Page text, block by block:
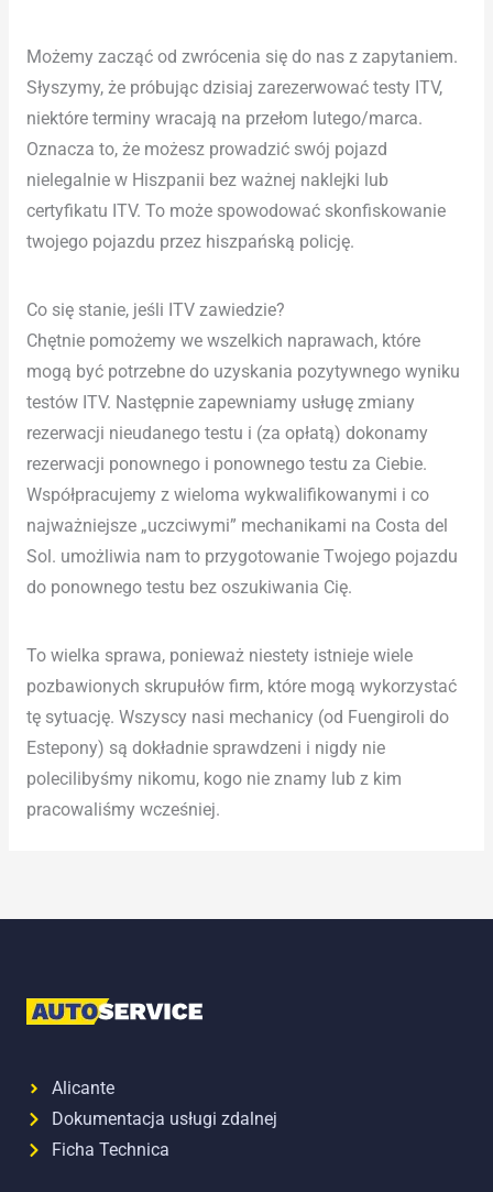
Możemy zacząć od zwrócenia się do nas z zapytaniem.
Słyszymy, że próbując dzisiaj zarezerwować testy ITV,
niektóre terminy wracają na przełom lutego/marca.
Oznacza to, że możesz prowadzić swój pojazd
nielegalnie w Hiszpanii bez ważnej naklejki lub
certyfikatu ITV. To może spowodować skonfiskowanie
twojego pojazdu przez hiszpańską policję.
Co się stanie, jeśli ITV zawiedzie?
Chętnie pomożemy we wszelkich naprawach, które
mogą być potrzebne do uzyskania pozytywnego wyniku
testów ITV. Następnie zapewniamy usługę zmiany
rezerwacji nieudanego testu i (za opłatą) dokonamy
rezerwacji ponownego i ponownego testu za Ciebie.
Współpracujemy z wieloma wykwalifikowanymi i co
najważniejsze „uczciwymi” mechanikami na Costa del
Sol. umożliwia nam to przygotowanie Twojego pojazdu
do ponownego testu bez oszukiwania Cię.
To wielka sprawa, ponieważ niestety istnieje wiele
pozbawionych skrupułów firm, które mogą wykorzystać
tę sytuację. Wszyscy nasi mechanicy (od Fuengiroli do
Estepony) są dokładnie sprawdzeni i nigdy nie
polecilibyśmy nikomu, kogo nie znamy lub z kim
pracowaliśmy wcześniej.
Alicante
Dokumentacja usługi zdalnej
Ficha Technica